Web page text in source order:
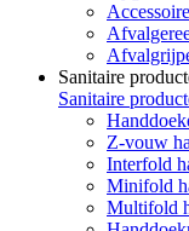
Sanitaire
Sanitaire
Z-vouw
Interfold
Minifold
Multifold